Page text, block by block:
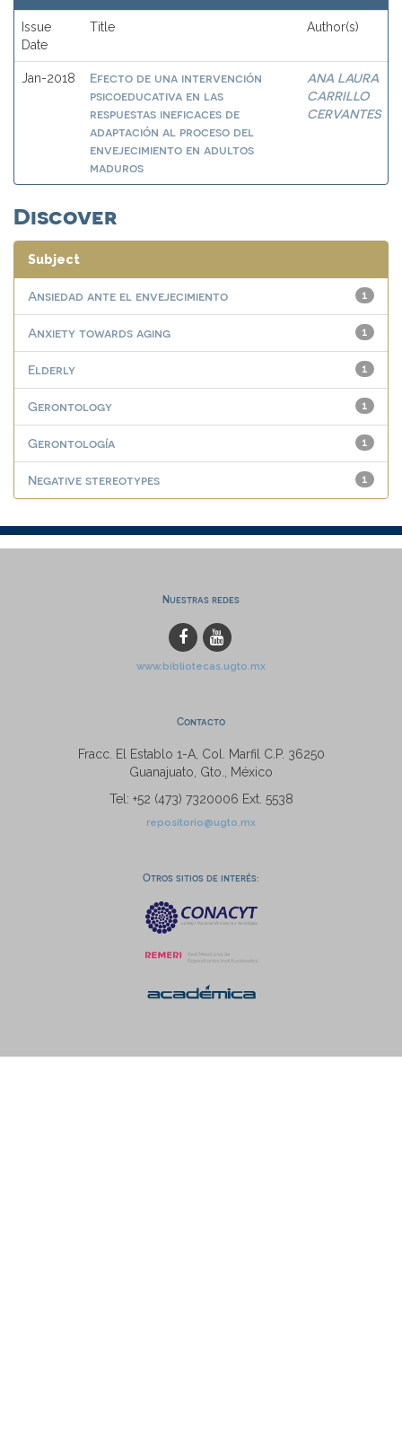
Issue
Date
Title Author(s)
Jan-2018
Efecto de una intervención
psicoeducativa en las
respuestas ineficaces de
adaptación al proceso del
envejecimiento en adultos
maduros
ANA LAURA
CARRILLO
CERVANTES
Discover
Subject
1
Ansiedad ante el envejecimiento
1
Anxiety towards aging
1
Elderly
1
Gerontology
1
Gerontología
1
Negative stereotypes
Nuestras redes
www.bibliotecas.ugto.mx
Contacto
Fracc. El Establo 1-A, Col. Marfil C.P. 36250
Guanajuato, Gto., México
Tel: +52 (473) 7320006 Ext. 5538
repositorio@ugto.mx
Otros sitios de interés: